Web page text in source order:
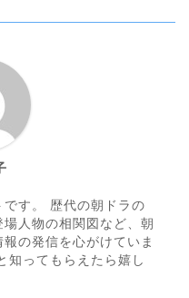
す。 歴代の朝ドラの
人物の相関図など、朝
の発信を心がけていま
知ってもらえたら嬉し